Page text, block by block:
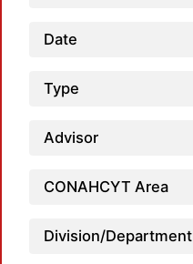
Date
Type
Advisor
CONAHCYT Area
Division/Department